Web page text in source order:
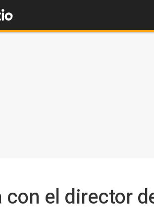
el director